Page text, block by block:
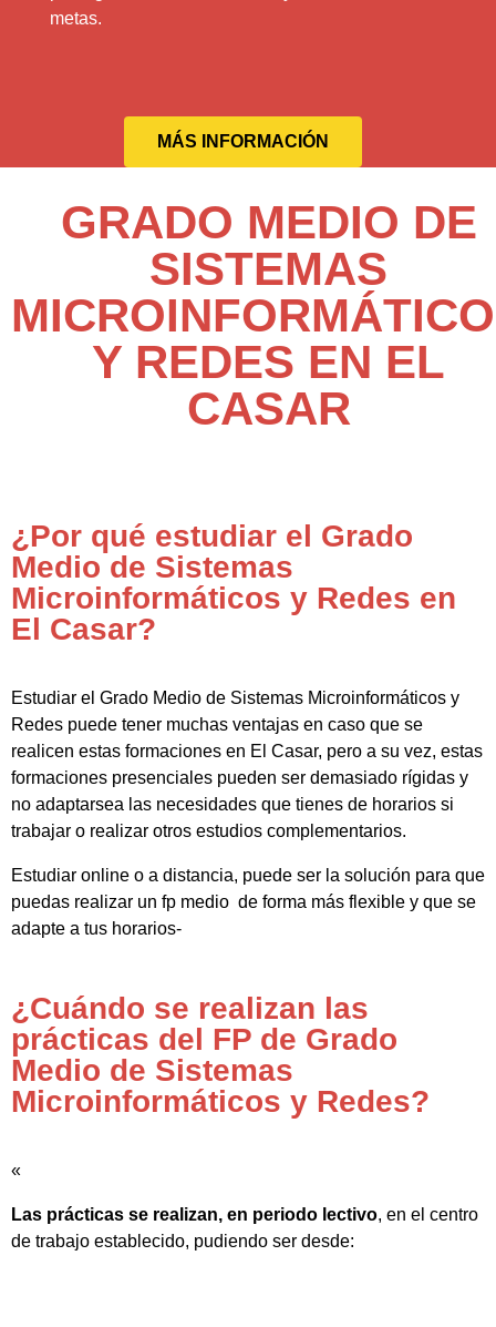
metas.
MÁS INFORMACIÓN
GRADO MEDIO DE
SISTEMAS
Y REDES EN EL
CASAR
¿Por qué estudiar el Grado
Medio de Sistemas
Microinformáticos y Redes en
El Casar?
Estudiar el Grado Medio de Sistemas Microinformáticos y
Redes puede tener muchas ventajas en caso que se
realicen estas formaciones en El Casar, pero a su vez, estas
formaciones presenciales pueden ser demasiado rígidas y
no adaptarsea las necesidades que tienes de horarios si
trabajar o realizar otros estudios complementarios.
Estudiar online o a distancia, puede ser la solución para que
puedas realizar un fp medio de forma más flexible y que se
adapte a tus horarios-
¿Cuándo se realizan las
prácticas del FP de Grado
Medio de Sistemas
Microinformáticos y Redes?
«
Las prácticas se realizan, en periodo lectivo, en el centro
de trabajo establecido, pudiendo ser desde: